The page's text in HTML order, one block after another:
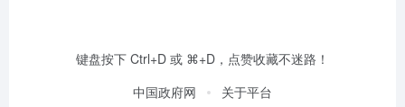
键盘按下 Ctrl+D 或 ⌘+D，点赞收藏不迷路！
中国政府网
关于平台